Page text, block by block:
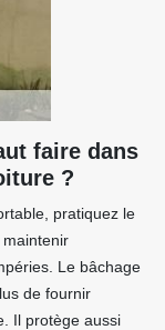
faire dans
?
pratiquez le
maintenir
Le bâchage
de fournir
Il protège aussi